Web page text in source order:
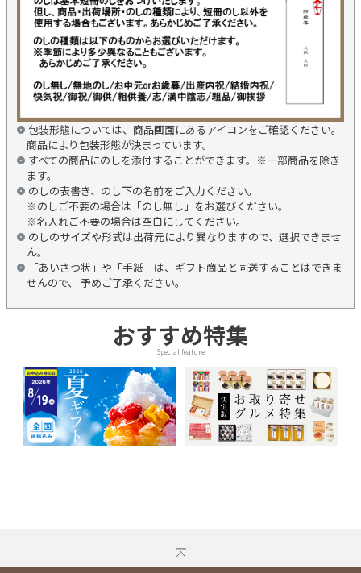
包装形態については、商品画面にあるアイコンをご確認ください。
商品により包装形態が決まっています。
すべての商品にのしを添付することができます。※一部商品を除き
ます。
のしの表書き、のし下の名前をご入力ください。
※のしご不要の場合は「のし無し」をお選びください。
※名入れご不要の場合は空白にしてください。
のしのサイズや形式は出荷元により異なりますので、選択できませ
ん。
「あいさつ状」や「手紙」は、ギフト商品と同送することはできま
せんので、 予めご了承ください。
おすすめ特集
Special feature